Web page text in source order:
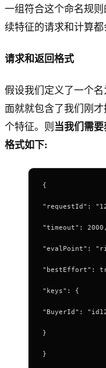
一组符合这个命名规
续特征的请求和计算都
请求和返回格式
假设我们定义了一个名
面就就包含了我们刚才
个特征。则 当我们需
格式如下:
{
"requestId":
"timeout": 2000,
"evalPoint":
"bestEffort":
"keys": {
"BuyerId":
}
}